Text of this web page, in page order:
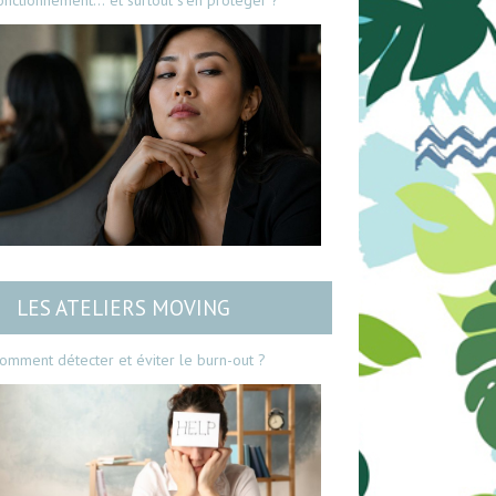
LES ATELIERS MOVING
détecter et éviter le burn-out ?